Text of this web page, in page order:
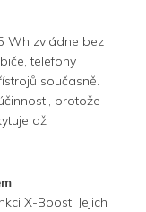
Wh zvládne bez
telefony
současně.
protože
až
X-Boost. Jejich